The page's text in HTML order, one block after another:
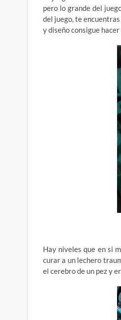
pero lo grande del
del juego, te
y diseño consigue
Hay niveles que en si
curar a un lechero
el cerebro de un pez y